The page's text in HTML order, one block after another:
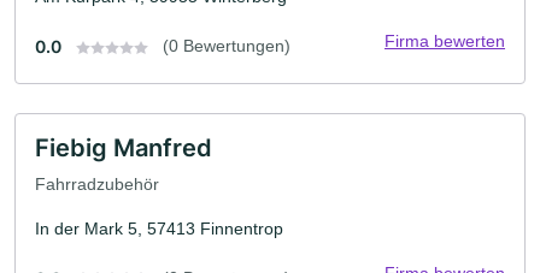
0.0 (0 Bewertungen) Firma bewerten
Fiebig Manfred
Fahrradzubehör
In der Mark 5, 57413 Finnentrop